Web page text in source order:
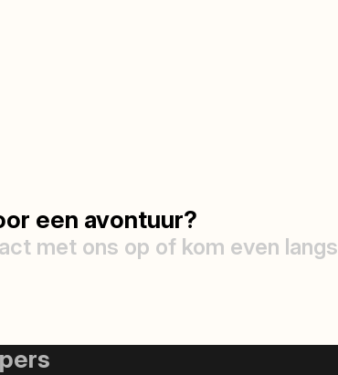
een avontuur?
met ons op of kom even langs